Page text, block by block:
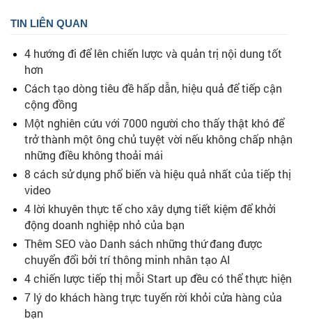
TIN LIÊN QUAN
4 hướng đi để lên chiến lược và quản trị nội dung tốt
hơn
Cách tạo dòng tiêu đề hấp dẫn, hiệu quả để tiếp cận
cộng đồng
Một nghiên cứu với 7000 người cho thấy thật khó để
trở thành một ông chủ tuyệt vời nếu không chấp nhận
những điều không thoải mái
8 cách sử dụng phổ biến và hiệu quả nhất của tiếp thị
video
4 lời khuyên thực tế cho xây dựng tiết kiệm để khởi
động doanh nghiệp nhỏ của bạn
Thêm SEO vào Danh sách những thứ đang được
chuyển đổi bởi trí thông minh nhân tạo AI
4 chiến lược tiếp thị mỗi Start up đều có thể thực hiện
7 lý do khách hàng trực tuyến rời khỏi cửa hàng của
bạn